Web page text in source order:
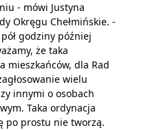
- mówi Justyna
Okręgu Chełmińskie. -
godziny później
że taka
mieszkańców, dla Rad
wielu
innymi o osobach
Taka ordynacja
po prostu nie tworzą.